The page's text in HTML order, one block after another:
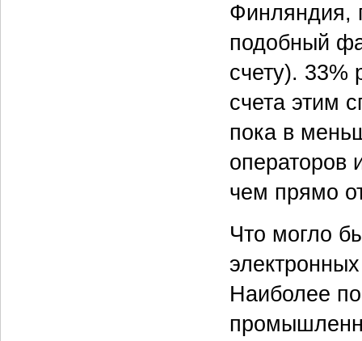
Финляндия,
подобный
счету). 33%
счета этим
пока в
операторов
чем прямо
Что могло
Наиболее